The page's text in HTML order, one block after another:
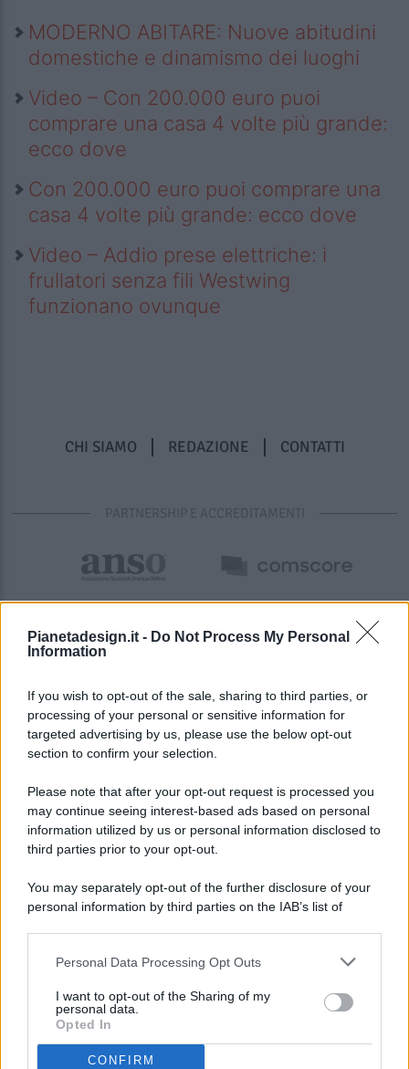
Pianetadesign.it - Do Not Process My Personal
Information
If you wish to opt-out of the sale, sharing to third parties, or
processing of your personal or sensitive information for
targeted advertising by us, please use the below opt-out
section to confirm your selection.
Please note that after your opt-out request is processed you
may continue seeing interest-based ads based on personal
information utilized by us or personal information disclosed to
third parties prior to your opt-out.
You may separately opt-out of the further disclosure of your
personal information by third parties on the IAB’s list of
This information may also be disclosed by us to third parties
disclose it to other third parties.
Personal Data Processing Opt Outs
I want to opt-out of the Sharing of my
personal data.
Opted In
CONFIRM
MODERNO ABITARE: Nuove abitudini
domestiche e dinamismo dei luoghi
Video – Con 200.000 euro puoi
comprare una casa 4 volte più grande:
ecco dove
Con 200.000 euro puoi comprare una
casa 4 volte più grande: ecco dove
Video – Addio prese elettriche: i
frullatori senza fili Westwing
funzionano ovunque
CHI SIAMO REDAZIONE CONTATTI
PARTNERSHIP E ACCREDITAMENTI
© 2026 - Pianeta Design - P.IVA 04827280654 - Testata
Registrata Al Tribunale Di Nocera Inferiore N. 8/2020 - RG N.
ISCRIZIONE AL ROC N. 35792 – ISCRITTA ALL’ANSO
(ASSOCIAZIONE NAZIONALE STAMPA ONLINE)
PREFERENZE PRIVACY